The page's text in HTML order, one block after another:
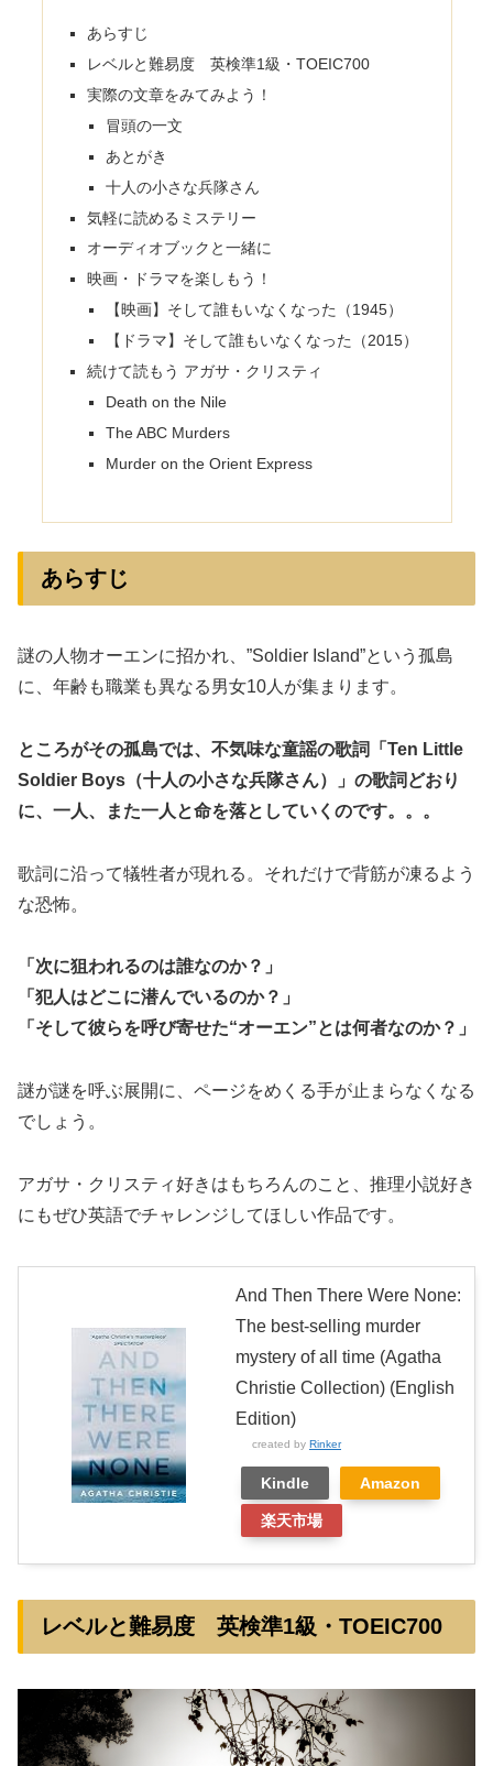
あらすじ
レベルと難易度 英検準1級・TOEIC700
実際の文章をみてみよう！
冒頭の一文
あとがき
十人の小さな兵隊さん
気軽に読めるミステリー
オーディオブックと一緒に
映画・ドラマを楽しもう！
【映画】そして誰もいなくなった（1945）
【ドラマ】そして誰もいなくなった（2015）
続けて読もう アガサ・クリスティ
Death on the Nile
The ABC Murders
Murder on the Orient Express
あらすじ
謎の人物オーエンに招かれ、”Soldier Island”という孤島
に、年齢も職業も異なる男女10人が集まります。
ところがその孤島では、不気味な童謡の歌詞「Ten Little
Soldier Boys（十人の小さな兵隊さん）」の歌詞どおり
に、一人、また一人と命を落としていくのです。。。
歌詞に沿って犠牲者が現れる。それだけで背筋が凍るよう
な恐怖。
「次に狙われるのは誰なのか？」
「犯人はどこに潜んでいるのか？」
「そして彼らを呼び寄せた“オーエン”とは何者なのか？」
謎が謎を呼ぶ展開に、ページをめくる手が止まらなくなる
でしょう。
アガサ・クリスティ好きはもちろんのこと、推理小説好き
にもぜひ英語でチャレンジしてほしい作品です。
And Then There Were None:
The best-selling murder
mystery of all time (Agatha
Christie Collection) (English
Edition)
created by Rinker
Kindle Amazon
楽天市場
レベルと難易度 英検準1級・TOEIC700